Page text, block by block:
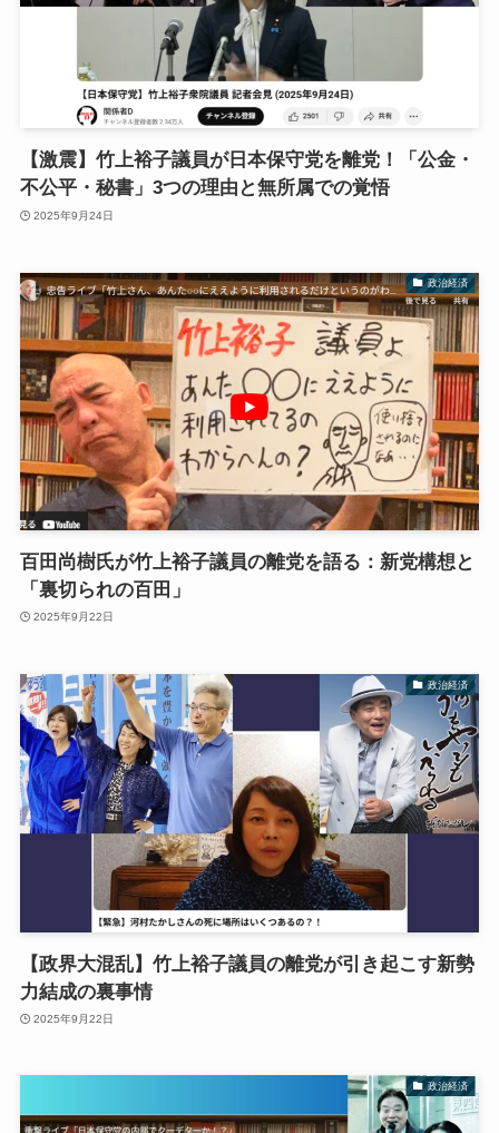
【激震】竹上裕子議員が日本保守党を離党！「公金・
不公平・秘書」3つの理由と無所属での覚悟
2025年9月24日
政治経済
百田尚樹氏が竹上裕子議員の離党を語る：新党構想と
「裏切られの百田」
2025年9月22日
政治経済
【政界大混乱】竹上裕子議員の離党が引き起こす新勢
力結成の裏事情
2025年9月22日
政治経済